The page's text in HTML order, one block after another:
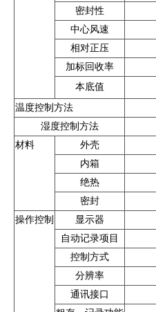
密封性
中心风速
相对正压
加标回收率
本底值
温度控制方法
湿度控制方法
材料
外壳
内箱
绝热
密封
操作控制
显示器
自动记录项目
控制方式
分辨率
通讯接口